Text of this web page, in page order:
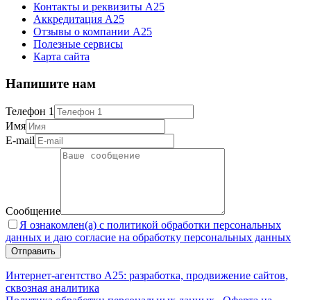
Контакты и реквизиты А25
Аккредитация А25
Отзывы о компании А25
Полезные сервисы
Карта сайта
Напишите нам
Телефон 1
Имя
E-mail
Сообщение
Я ознакомлен(а) с политикой обработки персональных
данных и даю согласие на обработку персональных данных
Интернет-агентство А25: разработка, продвижение сайтов,
сквозная аналитика